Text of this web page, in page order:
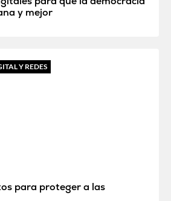
y mejor
Y REDES
para proteger a las